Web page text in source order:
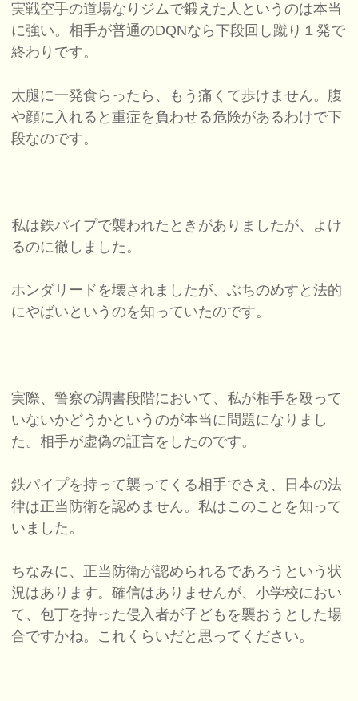
実戦空手の道場なりジムで鍛えた人というのは本当
に強い。相手が普通のDQNなら下段回し蹴り１発で
終わりです。
太腿に一発食らったら、もう痛くて歩けません。腹
や顔に入れると重症を負わせる危険があるわけで下
段なのです。
私は鉄パイプで襲われたときがありましたが、よけ
るのに徹しました。
ホンダリードを壊されましたが、ぶちのめすと法的
にやばいというのを知っていたのです。
実際、警察の調書段階において、私が相手を殴って
いないかどうかというのが本当に問題になりまし
た。相手が虚偽の証言をしたのです。
鉄パイプを持って襲ってくる相手でさえ、日本の法
律は正当防衛を認めません。私はこのことを知って
いました。
ちなみに、正当防衛が認められるであろうという状
況はあります。確信はありませんが、小学校におい
て、包丁を持った侵入者が子どもを襲おうとした場
合ですかね。これくらいだと思ってください。